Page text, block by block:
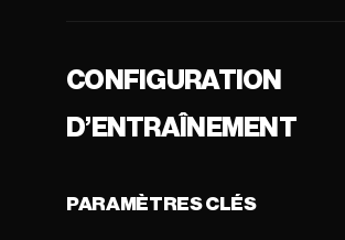
CONFIGURATION
D’ENTRAÎNEMENT
PARAMÈTRES CLÉS